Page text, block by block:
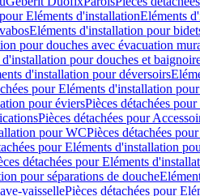
Eléments d'installationEléments
Eléments d'installation pour
pour douches avec évacuation
pour douches et
d'installation pour déversoirs
pour Eléments d'installation
pour éviersPièces détachées
Pièces détachées pour
pour WCPièces détachées
pour Eléments d'installation
détachées pour Eléments
pour séparations de douche
vaissellePièces détachées pour